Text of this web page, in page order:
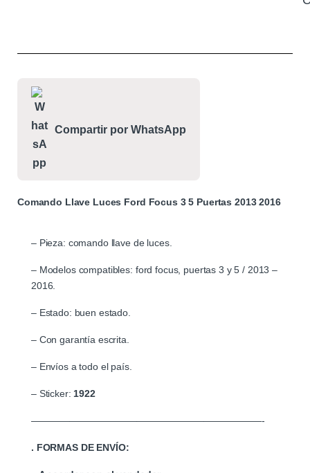
Compartir por WhatsApp
Comando Llave Luces Ford Focus 3 5 Puertas 2013 2016
– Pieza: comando llave de luces.
– Modelos compatibles: ford focus, puertas 3 y 5 / 2013 –
2016.
– Estado: buen estado.
– Con garantía escrita.
– Envíos a todo el país.
– Sticker: 1922
————————————————————————-
. FORMAS DE ENVÍO: